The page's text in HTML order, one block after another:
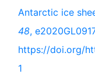
Antarctic ice
48,
https://doi.org/
1